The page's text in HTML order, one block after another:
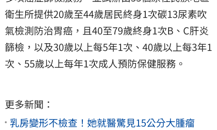
衛生所提供20歲至44歲居民終身1次碳13尿素吹
氣檢測防治胃癌，且40至79歲終身1次B、C肝炎
篩檢，以及30歲以上每5年1次、40歲以上每3年1
次、55歲以上每年1次成人預防保健服務。
更多新聞：
乳房變形不檢查！她就醫驚見15公分大腫瘤